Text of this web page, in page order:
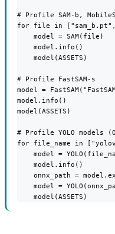
# Profile SAM-b,
for file in ["sam_b.pt",
    model = SAM(file)
    model.info()
    model(ASSETS)
# Profile FastSAM-s
model =
model.info()
model(ASSETS)
# Profile YOLO models
for file_name in
model =
    model.info()
onnx_path =
model =
    model(ASSETS)